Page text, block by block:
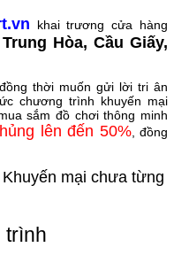
khai trương cửa hàng
Hòa, Cầu Giấy,
thời muốn gửi lời tri ân
chương trình khuyến mại
sắm đồ chơi thông minh
lên đến 50%, đồng
trình